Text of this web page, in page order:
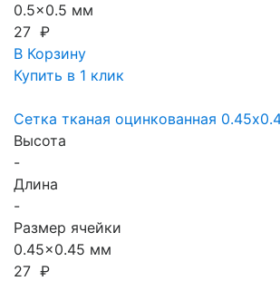
0.5x0.5 мм
27 ₽
В Корзину
Купить в 1 клик
Сетка тканая оцинкованная
Высота
-
Длина
-
Размер ячейки
0.45x0.45 мм
27 ₽